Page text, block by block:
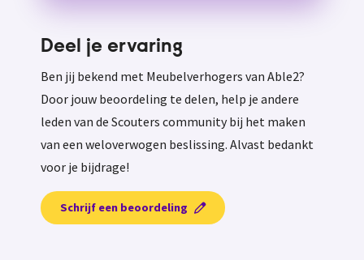
Deel je ervaring
Ben jij bekend met Meubelverhogers van Able2?
Door jouw beoordeling te delen, help je andere
leden van de Scouters community bij het maken
van een weloverwogen beslissing. Alvast bedankt
voor je bijdrage!
Schrijf een beoordeling